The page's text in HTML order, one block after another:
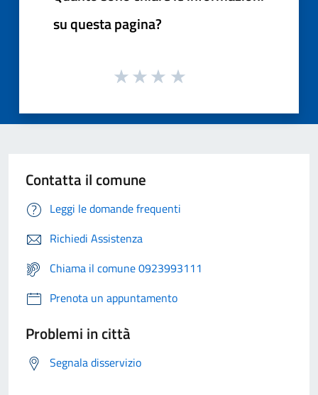
su questa pagina?
Contatta il comune
Leggi le domande frequenti
Richiedi Assistenza
Chiama il comune 0923993111
Prenota un appuntamento
Problemi in città
Segnala disservizio